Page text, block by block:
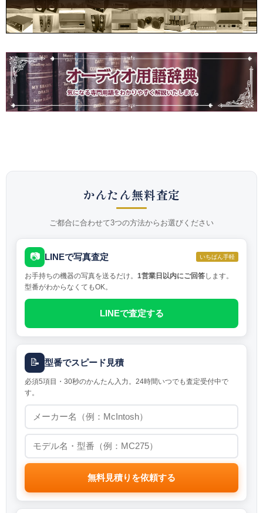
かんたん無料査定
ご都合に合わせて3つの方法からお選びください
📷 LINEで写真査定 いちばん手軽
お手持ちの機器の写真を送るだけ。 1営業日以内にご回答します。
型番がわからなくてもOK。
LINEで査定する
📝 型番でスピード見積
必須5項目・30秒のかんたん入力。24時間いつでも査定受付中で
す。
無料見積りを依頼する